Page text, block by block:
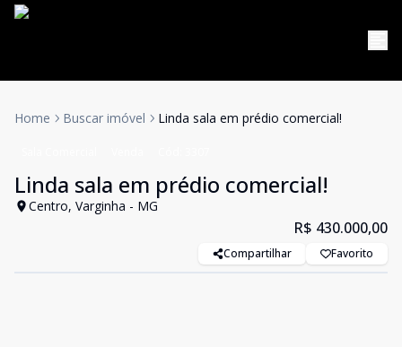
Home Buscar imóvel Linda sala em prédio comercial!
Linda sala em prédio comercial!
Centro, Varginha - MG
R$ 430.000,00
Compartilhar Favorito